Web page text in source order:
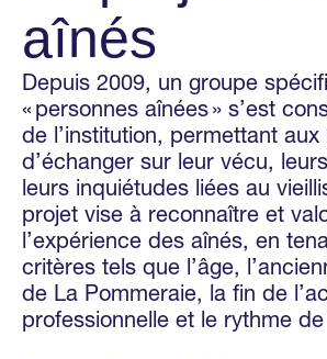
aînés
Depuis 2009, un groupe
« personnes aînées » s’est
de l’institution, permettant
d’échanger sur leur vécu,
leurs inquiétudes liées au
projet vise à reconnaître et
l’expérience des aînés, en
critères tels que l’âge,
de La Pommeraie, la fin de
professionnelle et le rythme